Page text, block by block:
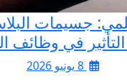
جسيمات
في وظائف